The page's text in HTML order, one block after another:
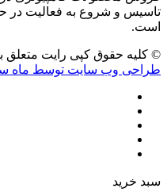
است.
© کلیه حقوق کپی رایت متعلق
طراحی وب سایت توسط ماه
سبد خرید